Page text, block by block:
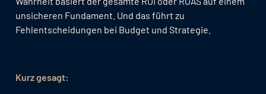
unsicheren Fundament. Und das führt zu
Fehlentscheidungen bei Budget und Strategie.
Kurz gesagt: